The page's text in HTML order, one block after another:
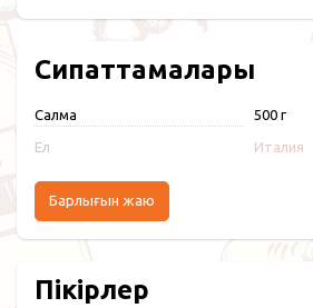
Сипаттамалары
Салмақ 500 г
Ел Италия
Барлығын жаю
Пікірлер